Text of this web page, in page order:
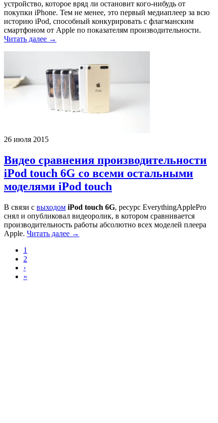
устройство, которое вряд ли остановит кого-нибудь от
покупки iPhone. Тем не менее, это первый медиаплеер за всю
историю iPod, способный конкурировать с флагманским
смартфоном от Apple по показателям производительности.
Читать далее →
26 июля 2015
Видео сравнения производительности
iPod touch 6G со всеми остальными
моделями iPod touch
В связи с выходом iPod touch 6G, ресурс EverythingApplePro
снял и опубликовал видеоролик, в котором сравнивается
производительность работы абсолютно всех моделей плеера
Apple. Читать далее →
1
2
›
»